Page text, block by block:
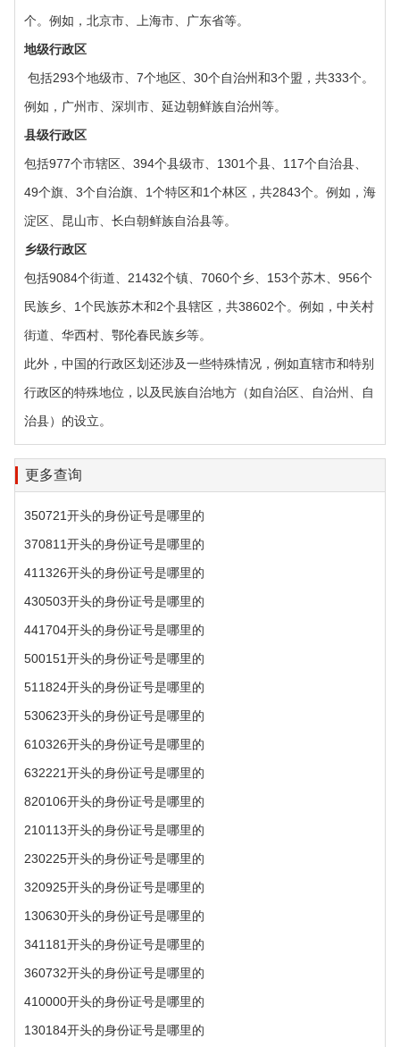
个。例如，北京市、上海市、广东省等。
‌地级行政区
‌ 包括293个地级市、7个地区、30个自治州和3个盟，共333个。
例如，广州市、深圳市、延边朝鲜族自治州等。
‌县级行政区‌
包括977个市辖区、394个县级市、1301个县、117个自治县、
49个旗、3个自治旗、1个特区和1个林区，共2843个。例如，海
淀区、昆山市、长白朝鲜族自治县等。
乡级行政区‌
包括9084个街道、21432个镇、7060个乡、153个苏木、956个
民族乡、1个民族苏木和2个县辖区，共38602个。例如，中关村
街道、华西村、鄂伦春民族乡等。
此外，中国的行政区划还涉及一些特殊情况，例如直辖市和特别
行政区的特殊地位，以及民族自治地方（如自治区、自治州、自
治县）的设立。
更多查询
350721开头的身份证号是哪里的
370811开头的身份证号是哪里的
411326开头的身份证号是哪里的
430503开头的身份证号是哪里的
441704开头的身份证号是哪里的
500151开头的身份证号是哪里的
511824开头的身份证号是哪里的
530623开头的身份证号是哪里的
610326开头的身份证号是哪里的
632221开头的身份证号是哪里的
820106开头的身份证号是哪里的
210113开头的身份证号是哪里的
230225开头的身份证号是哪里的
320925开头的身份证号是哪里的
130630开头的身份证号是哪里的
341181开头的身份证号是哪里的
360732开头的身份证号是哪里的
410000开头的身份证号是哪里的
130184开头的身份证号是哪里的